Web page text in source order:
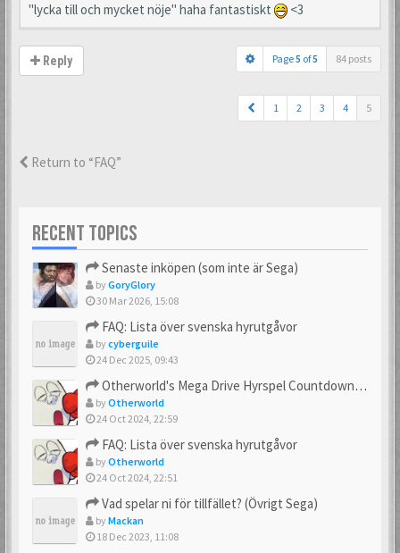
"lycka till och mycket nöje" haha fantastiskt <3
Reply Page5 of5 84 posts
1 2 3 4 5
Return to “FAQ”
RECENT TOPICS
Senaste inköpen (som inte är Sega)
byGoryGlory
30 Mar 2026, 15:08
FAQ: Lista över svenska hyrutgåvor
bycyberguile
24 Dec 2025, 09:43
Otherworld's Mega Drive Hyrspel Countdown Tråd!
byOtherworld
24 Oct 2024, 22:59
FAQ: Lista över svenska hyrutgåvor
byOtherworld
24 Oct 2024, 22:51
Vad spelar ni för tillfället? (Övrigt Sega)
byMackan
18 Dec 2023, 11:08